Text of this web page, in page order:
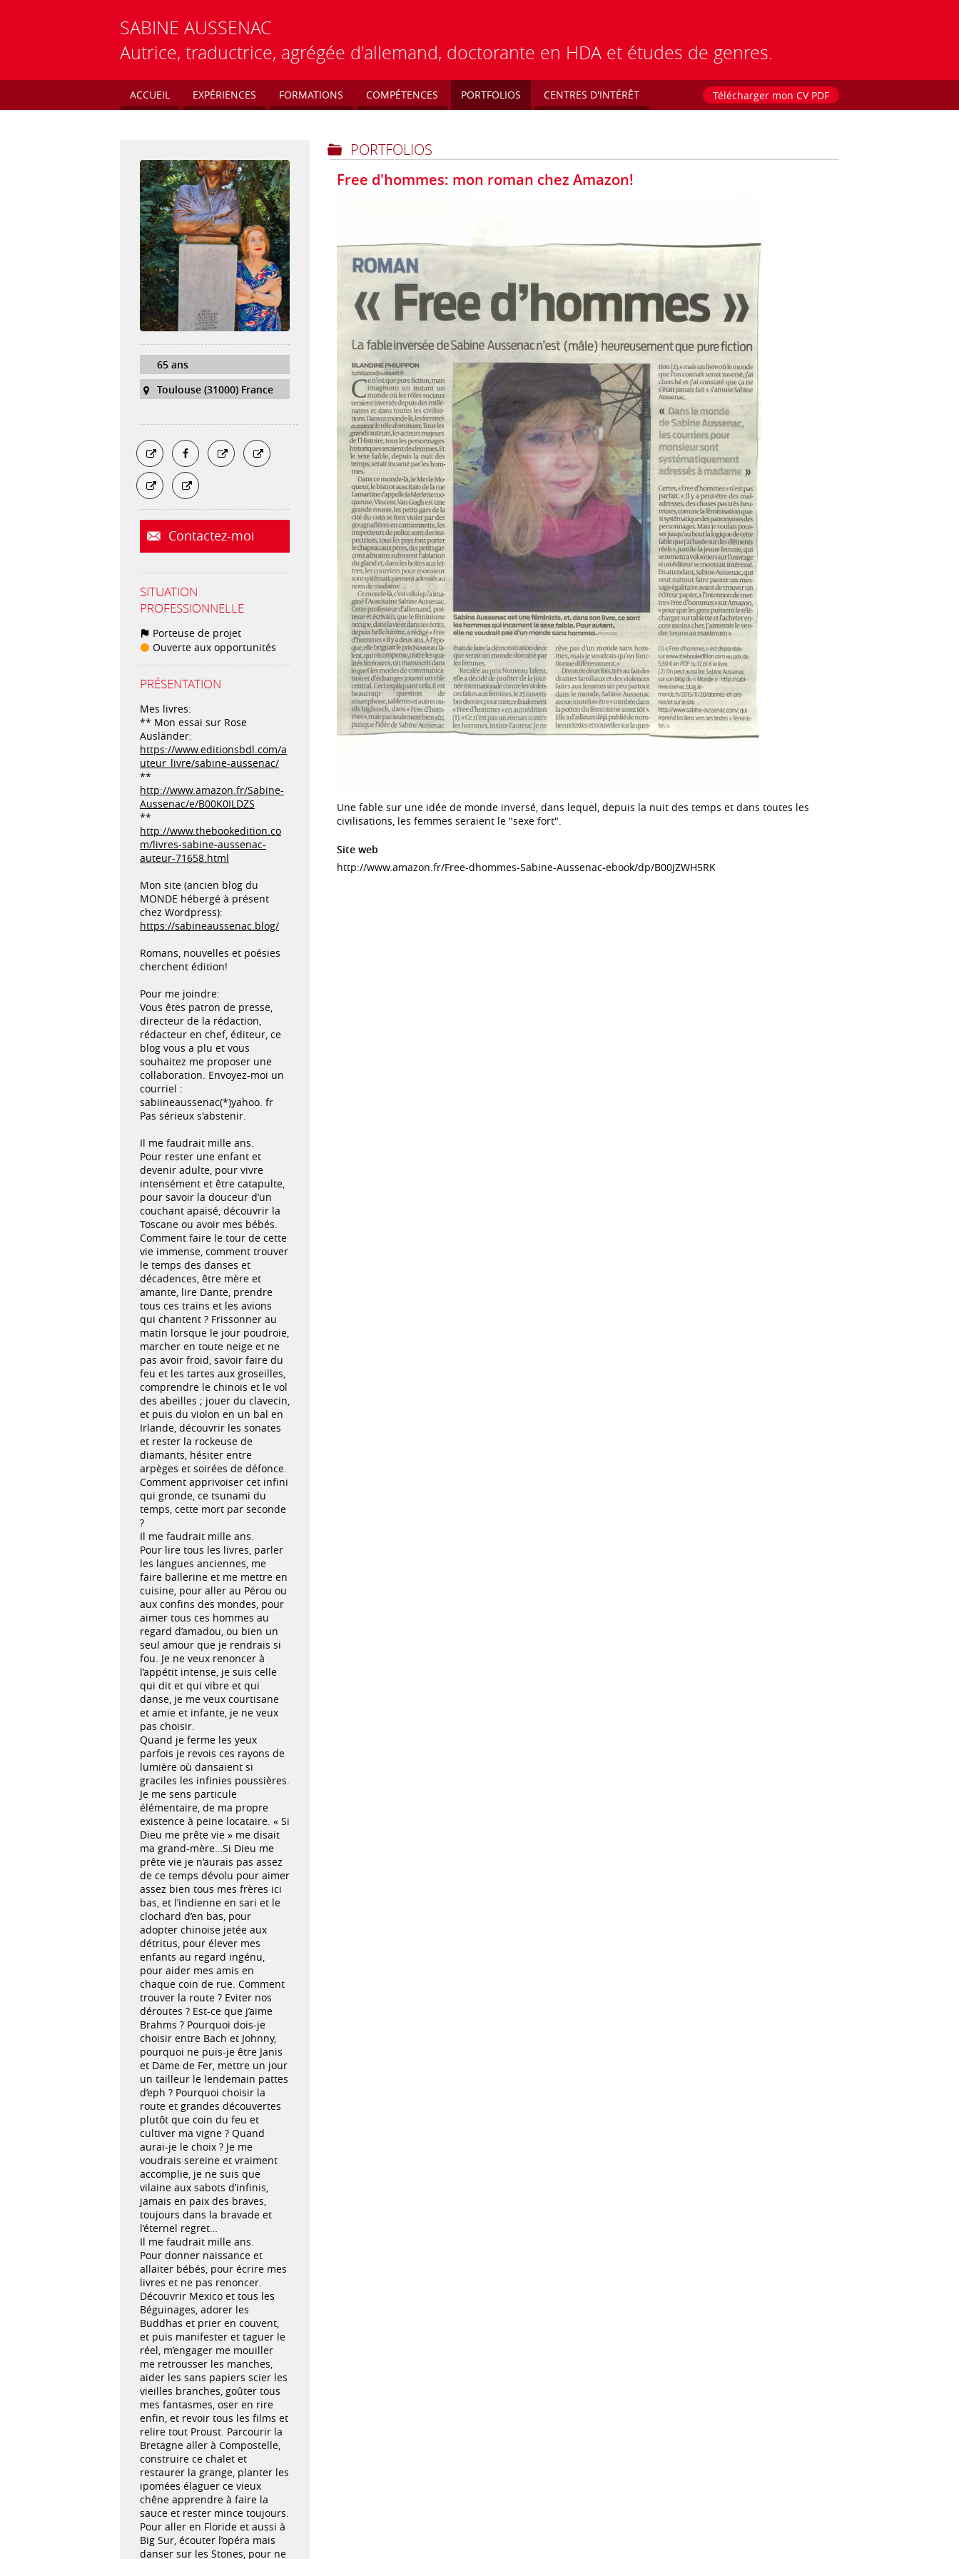
SABINE AUSSENAC
Autrice, traductrice, agrégée d'allemand, doctorante en HDA et études de genres.
ACCUEIL EXPÉRIENCES FORMATIONS COMPÉTENCES PORTFOLIOS CENTRES D'INTÉRÊT Télécharger mon CV PDF
65 ans
Toulouse (31000) France
Contactez-moi
SITUATION
PROFESSIONNELLE
Porteuse de projet
Ouverte aux opportunités
PRÉSENTATION
Mes livres:
** Mon essai sur Rose
Ausländer:
https://www.editionsbdl.com/a
uteur_livre/sabine-aussenac/
**
http://www.amazon.fr/Sabine-
Aussenac/e/B00K0ILDZS
**
http://www.thebookedition.co
m/livres-sabine-aussenac-
auteur-71658.html
Mon site (ancien blog du
MONDE hébergé à présent
chez Wordpress):
https://sabineaussenac.blog/
Romans, nouvelles et poésies
cherchent édition!
Pour me joindre:
Vous êtes patron de presse,
directeur de la rédaction,
rédacteur en chef, éditeur, ce
blog vous a plu et vous
souhaitez me proposer une
collaboration. Envoyez-moi un
courriel :
sabiineaussenac(*)yahoo. fr
Pas sérieux s'abstenir.
Il me faudrait mille ans.
Pour rester une enfant et
devenir adulte, pour vivre
intensément et être catapulte,
pour savoir la douceur d’un
couchant apaisé, découvrir la
Toscane ou avoir mes bébés.
Comment faire le tour de cette
vie immense, comment trouver
le temps des danses et
décadences, être mère et
amante, lire Dante, prendre
tous ces trains et les avions
qui chantent ? Frissonner au
matin lorsque le jour poudroie,
marcher en toute neige et ne
pas avoir froid, savoir faire du
feu et les tartes aux groseilles,
comprendre le chinois et le vol
des abeilles ; jouer du clavecin,
et puis du violon en un bal en
Irlande, découvrir les sonates
et rester la rockeuse de
diamants, hésiter entre
arpèges et soirées de défonce.
Comment apprivoiser cet infini
qui gronde, ce tsunami du
temps, cette mort par seconde
?
Il me faudrait mille ans.
Pour lire tous les livres, parler
les langues anciennes, me
faire ballerine et me mettre en
cuisine, pour aller au Pérou ou
aux confins des mondes, pour
aimer tous ces hommes au
regard d’amadou, ou bien un
seul amour que je rendrais si
fou. Je ne veux renoncer à
l’appétit intense, je suis celle
qui dit et qui vibre et qui
danse, je me veux courtisane
et amie et infante, je ne veux
pas choisir.
Quand je ferme les yeux
parfois je revois ces rayons de
lumière où dansaient si
graciles les infinies poussières.
Je me sens particule
élémentaire, de ma propre
existence à peine locataire. « Si
Dieu me prête vie » me disait
ma grand-mère…Si Dieu me
prête vie je n’aurais pas assez
de ce temps dévolu pour aimer
assez bien tous mes frères ici
bas, et l’indienne en sari et le
clochard d’en bas, pour
adopter chinoise jetée aux
détritus, pour élever mes
enfants au regard ingénu,
pour aider mes amis en
chaque coin de rue. Comment
trouver la route ? Eviter nos
déroutes ? Est-ce que j’aime
Brahms ? Pourquoi dois-je
choisir entre Bach et Johnny,
pourquoi ne puis-je être Janis
et Dame de Fer, mettre un jour
un tailleur le lendemain pattes
d’eph ? Pourquoi choisir la
route et grandes découvertes
plutôt que coin du feu et
cultiver ma vigne ? Quand
aurai-je le choix ? Je me
voudrais sereine et vraiment
accomplie, je ne suis que
vilaine aux sabots d’infinis,
jamais en paix des braves,
toujours dans la bravade et
l’éternel regret…
Il me faudrait mille ans.
Pour donner naissance et
allaiter bébés, pour écrire mes
livres et ne pas renoncer.
Découvrir Mexico et tous les
Béguinages, adorer les
Buddhas et prier en couvent,
et puis manifester et taguer le
réel, m’engager me mouiller
me retrousser les manches,
aider les sans papiers scier les
vieilles branches, goûter tous
mes fantasmes, oser en rire
enfin, et revoir tous les films et
relire tout Proust. Parcourir la
Bretagne aller à Compostelle,
construire ce chalet et
restaurer la grange, planter les
ipomées élaguer ce vieux
chêne apprendre à faire la
sauce et rester mince toujours.
Pour aller en Floride et aussi à
Big Sur, écouter l’opéra mais
danser sur les Stones, pour ne
PORTFOLIOS
Free d'hommes: mon roman chez Amazon!
Une fable sur une idée de monde inversé, dans lequel, depuis la nuit des temps et dans toutes les
civilisations, les femmes seraient le "sexe fort".
Site web
http://www.amazon.fr/Free-dhommes-Sabine-Aussenac-ebook/dp/B00JZWH5RK